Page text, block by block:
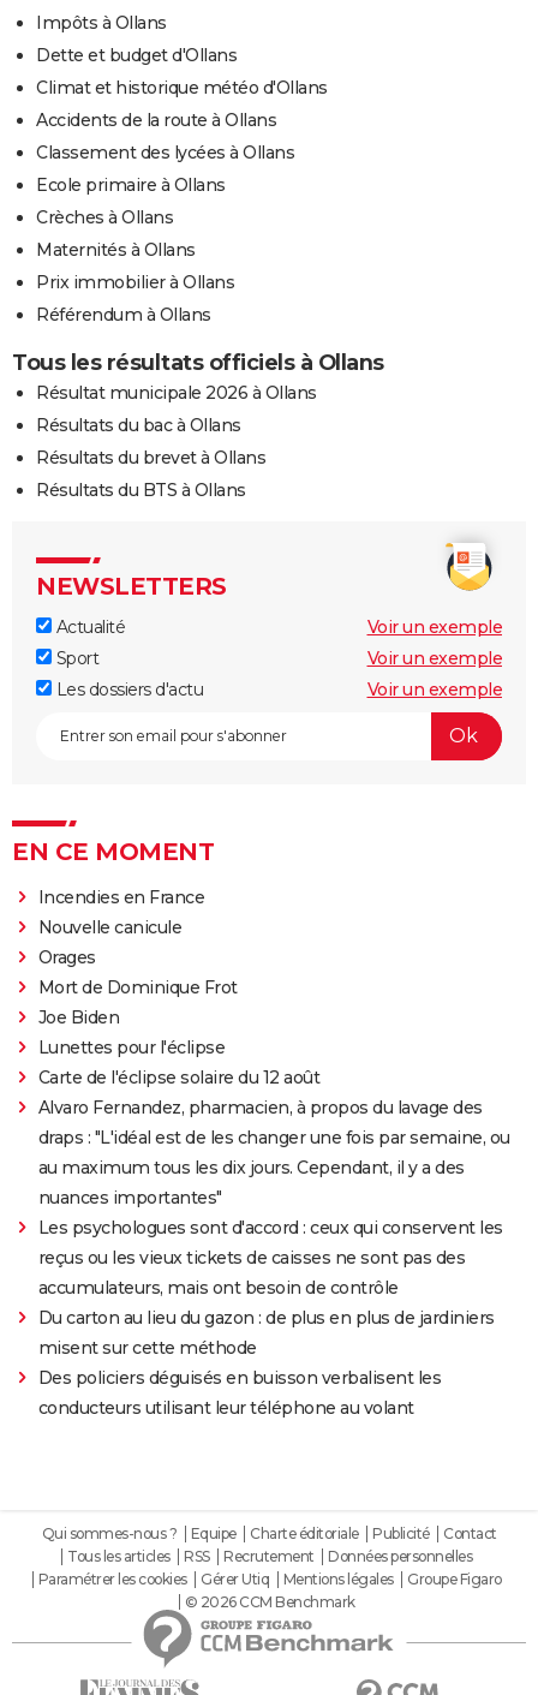
Impôts à Ollans
Dette et budget d'Ollans
Climat et historique météo d'Ollans
Accidents de la route à Ollans
Classement des lycées à Ollans
Ecole primaire à Ollans
Crèches à Ollans
Maternités à Ollans
Prix immobilier à Ollans
Référendum à Ollans
Tous les résultats officiels à Ollans
Résultat municipale 2026 à Ollans
Résultats du bac à Ollans
Résultats du brevet à Ollans
Résultats du BTS à Ollans
NEWSLETTERS
Actualité
Voir un exemple
Sport
Voir un exemple
Les dossiers d'actu
Voir un exemple
EN CE MOMENT
Incendies en France
Nouvelle canicule
Orages
Mort de Dominique Frot
Joe Biden
Lunettes pour l'éclipse
Carte de l'éclipse solaire du 12 août
Alvaro Fernandez, pharmacien, à propos du lavage des
draps : "L'idéal est de les changer une fois par semaine, ou
au maximum tous les dix jours. Cependant, il y a des
nuances importantes"
Les psychologues sont d'accord : ceux qui conservent les
reçus ou les vieux tickets de caisses ne sont pas des
accumulateurs, mais ont besoin de contrôle
Du carton au lieu du gazon : de plus en plus de jardiniers
misent sur cette méthode
Des policiers déguisés en buisson verbalisent les
conducteurs utilisant leur téléphone au volant
Qui sommes-nous ? Equipe Charte éditoriale Publicité
Contact
Tous les articles
RSS Recrutement
Données personnelles
Paramétrer les cookies
Gérer Utiq Mentions légales
Groupe Figaro
© 2026 CCM Benchmark